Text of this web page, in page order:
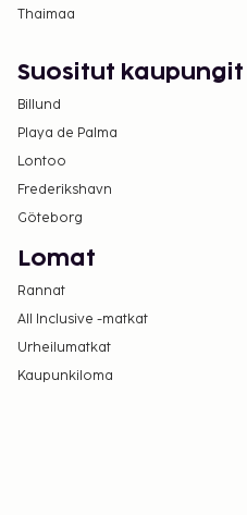
Thaimaa
Suositut kaupungit
Billund
Playa de Palma
Lontoo
Frederikshavn
Göteborg
Lomat
Rannat
All Inclusive -matkat
Urheilumatkat
Kaupunkiloma